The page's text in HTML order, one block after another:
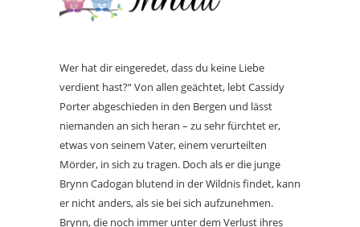
Wer hat dir eingeredet, dass du keine Liebe
verdient hast?“ Von allen geächtet, lebt Cassidy
Porter abgeschieden in den Bergen und lässt
niemanden an sich heran – zu sehr fürchtet er,
etwas von seinem Vater, einem verurteilten
Mörder, in sich zu tragen. Doch als er die junge
Brynn Cadogan blutend in der Wildnis findet, kann
er nicht anders, als sie bei sich aufzunehmen.
Brynn, die noch immer unter dem Verlust ihres